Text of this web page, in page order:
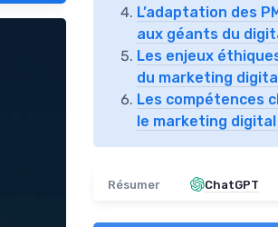
L’adaptation des
aux géants du
Les enjeux
du marketing
Les compétences
le marketing digital
Résumer ChatGPT